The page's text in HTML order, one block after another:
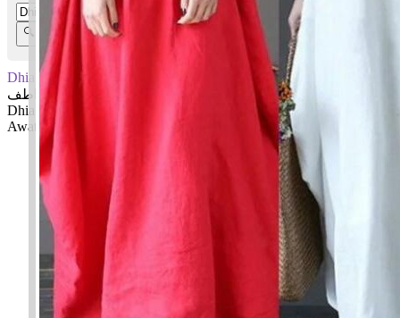
Dhia Awatif
ضيا عواطف
Dhia: Sinaran
Awatif: Perasaan, kesayanganku
✚ Baju Baby Custom Nama 'Dhia Awatif'